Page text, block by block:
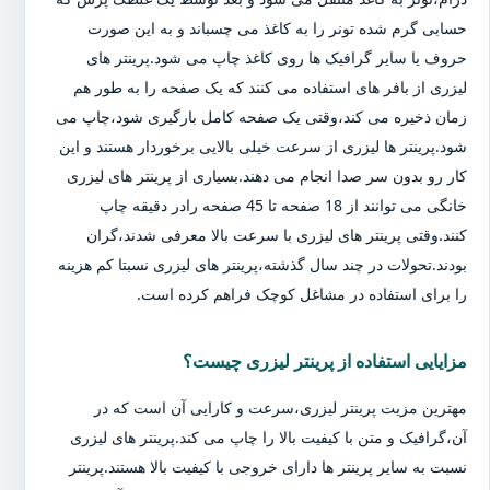
حسابی گرم شده تونر را به کاغذ می چسباند و به این صورت
حروف یا سایر گرافیک ها روی کاغذ چاپ می شود.پرینتر های
لیزری از بافر های استفاده می کنند که یک صفحه را به طور هم
زمان ذخیره می کند،وقتی یک صفحه کامل بارگیری شود،چاپ می
شود.پرینتر ها لیزری از سرعت خیلی بالایی برخوردار هستند و این
کار رو بدون سر صدا انجام می دهند.بسیاری از پرینتر های لیزری
خانگی می توانند از 18 صفحه تا 45 صفحه رادر دقیقه چاپ
کنند.وقتی پرینتر های لیزری با سرعت بالا معرفی شدند،گران
بودند.تحولات در چند سال گذشته،پرینتر های لیزری نسبتا کم هزینه
را برای استفاده در مشاغل کوچک فراهم کرده است.
مزایایی استفاده از پرینتر لیزری چیست؟
مهترین مزیت پرینتر لیزری،سرعت و کارایی آن است که در
آن،گرافیک و متن با کیفیت بالا را چاپ می کند.پرینتر های لیزری
نسبت به سایر پرینتر ها دارای خروجی با کیفیت بالا هستند.پرینتر